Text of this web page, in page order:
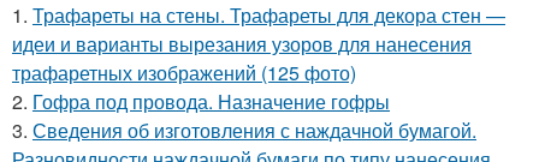
1. Трафареты на стены. Трафареты для декора стен —
идеи и варианты вырезания узоров для нанесения
трафаретных изображений (125 фото)
2. Гофра под провода. Назначение гофры
3. Сведения об изготовления с наждачной бумагой.